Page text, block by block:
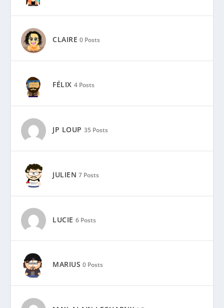
CLAIRE 0 Posts
FÉLIX 4 Posts
JP LOUP 35 Posts
JULIEN 7 Posts
LUCIE 6 Posts
MARIUS 0 Posts